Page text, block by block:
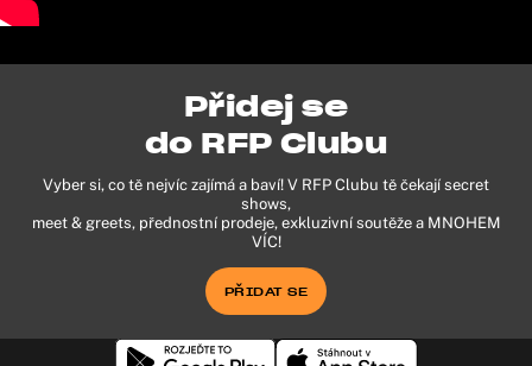
Přidej se
do RFP Clubu
Vyber si, co tě nejvíc zajímá a baví! V RFP Clubu tě čekají secret
shows,
meet & greets, přednostní prodeje, exkluzivní soutěže a MNOHEM
VÍC!
PŘIDAT SE